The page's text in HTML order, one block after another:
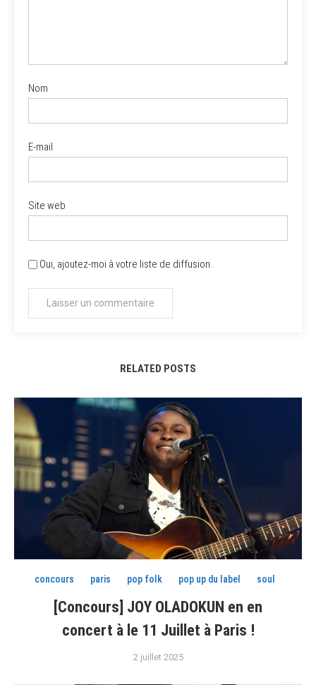
Nom
E-mail
Site web
Oui, ajoutez-moi à votre liste de diffusion.
RELATED POSTS
concours paris pop folk pop up du label soul
[Concours] JOY OLADOKUN en en
concert à le 11 Juillet à Paris !
2 juillet 2025